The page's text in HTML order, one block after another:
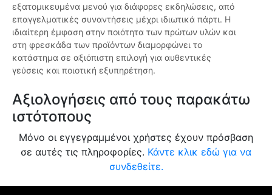
εξατομικευμένα μενού για διάφορες εκδηλώσεις, από
επαγγελματικές συναντήσεις μέχρι ιδιωτικά πάρτι. Η
ιδιαίτερη έμφαση στην ποιότητα των πρώτων υλών και
στη φρεσκάδα των προϊόντων διαμορφώνει το
κατάστημα σε αξιόπιστη επιλογή για αυθεντικές
γεύσεις και ποιοτική εξυπηρέτηση.
Αξιολογήσεις από τους παρακάτω
ιστότοπους
Μόνο οι εγγεγραμμένοι χρήστες έχουν πρόσβαση
σε αυτές τις πληροφορίες. Κάντε κλικ εδώ για να
συνδεθείτε.